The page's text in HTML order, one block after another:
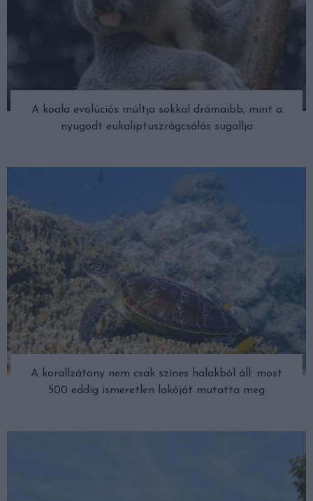
A koala evolúciós múltja sokkal drámaibb, mint a
nyugodt eukaliptuszrágcsálás sugallja
A korallzátony nem csak színes halakból áll: most
500 eddig ismeretlen lakóját mutatta meg